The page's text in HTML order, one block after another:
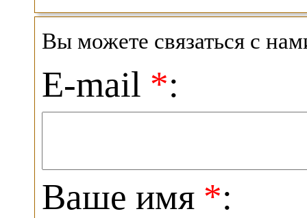
Вы можете связаться с
E-mail *:
Ваше имя *: